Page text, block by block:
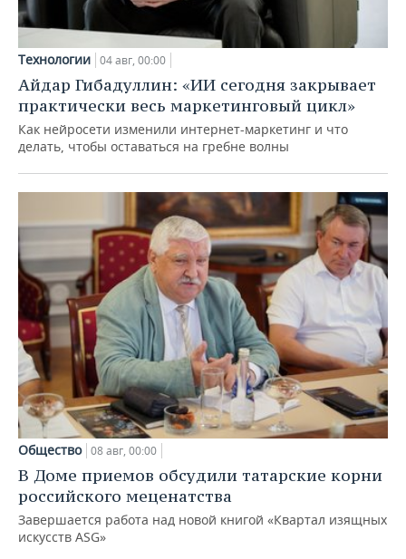
Технологии 04 авг, 00:00
Айдар Гибадуллин: «ИИ сегодня закрывает
практически весь маркетинговый цикл»
Как нейросети изменили интернет-маркетинг и что
делать, чтобы оставаться на гребне волны
Общество 08 авг, 00:00
В Доме приемов обсудили татарские корни
российского меценатства
Завершается работа над новой книгой «Квартал изящных
искусств ASG»